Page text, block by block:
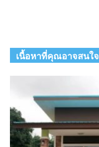
เนื้อหาที่คุณอาจสนใจ